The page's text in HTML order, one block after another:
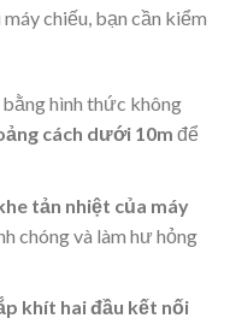
chiếu, bạn cần kiểm
hình thức không
cách dưới 10m để
tản nhiệt của máy
chóng và làm hư hỏng
khít hai đầu kết nối